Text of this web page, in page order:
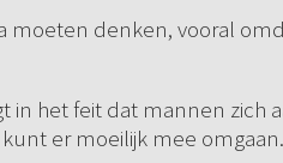
moeten denken, vooral
in het feit dat mannen
er moeilijk mee omgaan.